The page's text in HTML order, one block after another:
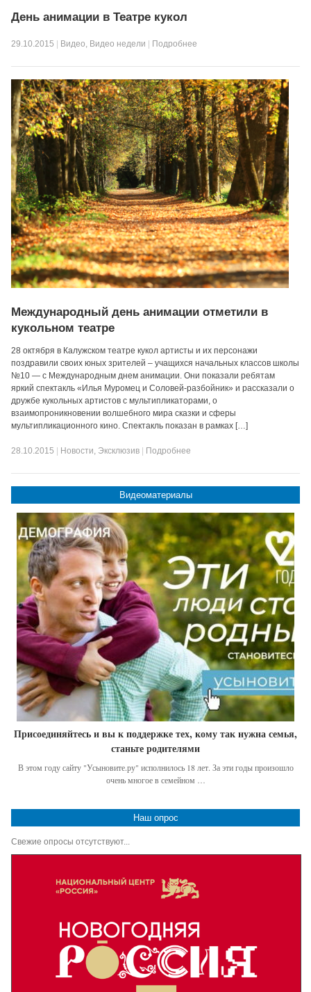
День анимации в Театре кукол
29.10.2015 Видео, Видео недели Подробнее
Международный день анимации отметили в
кукольном театре
28 октября в Калужском театре кукол артисты и их персонажи
поздравили своих юных зрителей – учащихся начальных классов школы
№10 — с Международным днем анимации. Они показали ребятам
яркий спектакль «Илья Муромец и Соловей-разбойник» и рассказали о
дружбе кукольных артистов с мультипликаторами, о
взаимопроникновении волшебного мира сказки и сферы
мультипликационного кино. Спектакль показан в рамках […]
28.10.2015 Новости, Эксклюзив Подробнее
Видеоматериалы
Присоединяйтесь и вы к поддержке тех, кому так нужна семья,
станьте родителями
В этом году сайту "Усыновите.ру" исполнилось 18 лет. За эти годы произошло
очень многое в семейном …
Наш опрос
Свежие опросы отсутствуют...